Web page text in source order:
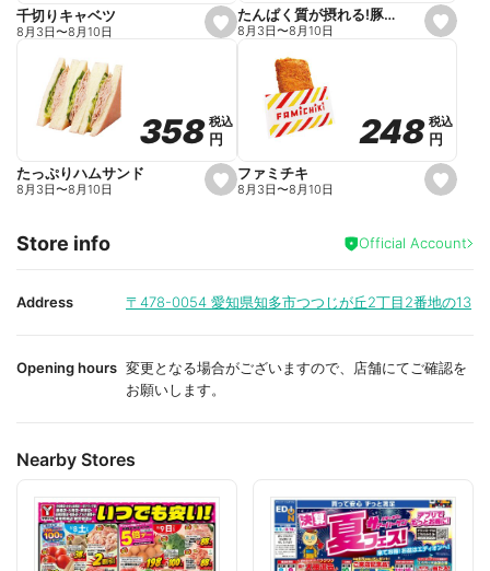
e
e
s
e
o
r
i
e
千切りキャベツ
8月3日〜8月10日
s
e
o
r
i
e
たんぱく質が摂れる!豚しゃぶのパスタサラダ
8月3日〜8月10日
s
e
i
t
358
358税込
税込
円
円
たっぷりハムサンド
8月3日〜8月10日
s
e
a
i
t
248
248 税込
税込
円
円
ファミチキ
8月3日〜8月10日
Store info Official Account
Address 〒478-0054 愛知県知多市つつじが丘2丁目2番地の13
Opening hours 変更となる場合がございますので、店舗にてご確認を
お願いします。
Nearby Stores